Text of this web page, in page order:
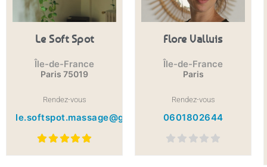
Le Soft Spot
Île-de-France
Paris 75019
Rendez-vous
le.softspot.massage@gmail.com
Flore Valluis
Île-de-France
Paris
Rendez-vous
0601802644